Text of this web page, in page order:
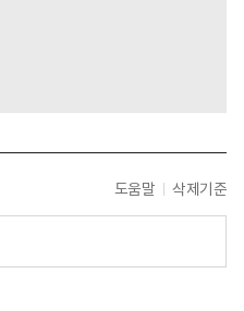
도움말 삭제기준